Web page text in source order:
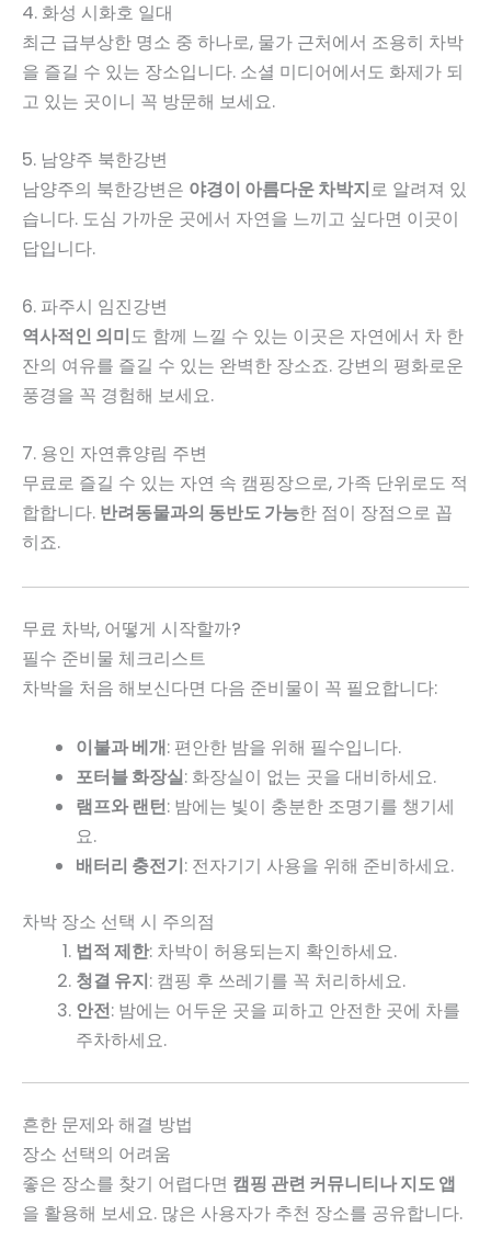
4. 화성 시화호 일대
최근 급부상한 명소 중 하나로, 물가 근처에서 조용히 차박
을 즐길 수 있는 장소입니다. 소셜 미디어에서도 화제가 되
고 있는 곳이니 꼭 방문해 보세요.
5. 남양주 북한강변
남양주의 북한강변은 야경이 아름다운 차박지로 알려져 있
습니다. 도심 가까운 곳에서 자연을 느끼고 싶다면 이곳이
답입니다.
6. 파주시 임진강변
역사적인 의미도 함께 느낄 수 있는 이곳은 자연에서 차 한
잔의 여유를 즐길 수 있는 완벽한 장소죠. 강변의 평화로운
풍경을 꼭 경험해 보세요.
7. 용인 자연휴양림 주변
무료로 즐길 수 있는 자연 속 캠핑장으로, 가족 단위로도 적
합합니다. 반려동물과의 동반도 가능한 점이 장점으로 꼽
히죠.
무료 차박, 어떻게 시작할까?
필수 준비물 체크리스트
차박을 처음 해보신다면 다음 준비물이 꼭 필요합니다:
이불과 베개: 편안한 밤을 위해 필수입니다.
포터블 화장실: 화장실이 없는 곳을 대비하세요.
램프와 랜턴: 밤에는 빛이 충분한 조명기를 챙기세
요.
배터리 충전기: 전자기기 사용을 위해 준비하세요.
차박 장소 선택 시 주의점
법적 제한: 차박이 허용되는지 확인하세요.
청결 유지: 캠핑 후 쓰레기를 꼭 처리하세요.
안전: 밤에는 어두운 곳을 피하고 안전한 곳에 차를
주차하세요.
흔한 문제와 해결 방법
장소 선택의 어려움
좋은 장소를 찾기 어렵다면 캠핑 관련 커뮤니티나 지도 앱
을 활용해 보세요. 많은 사용자가 추천 장소를 공유합니다.